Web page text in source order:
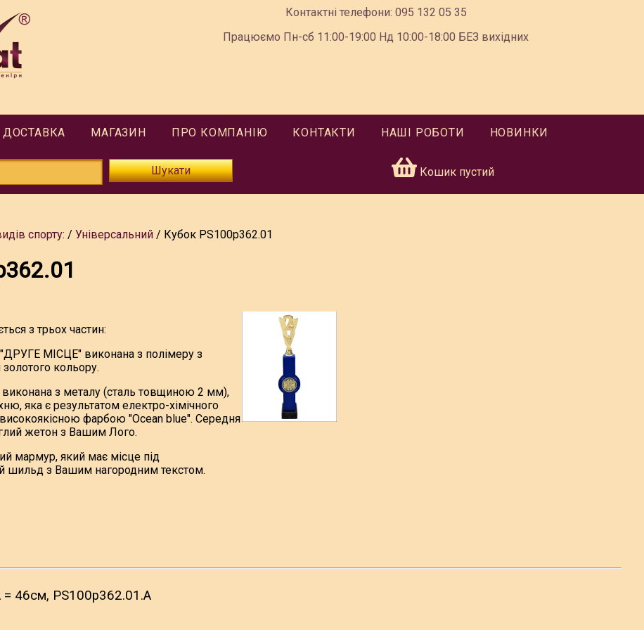
Контактні телефони: 095 132 05 35
Працюємо Пн-сб 11:00-19:00 Нд 10:00-18:00 БЕЗ вихідних
ДОСТАВКА МАГАЗИН ПРО КОМПАНІЮ КОНТАКТИ НАШІ РОБОТИ НОВИНКИ
Шукати Кошик пустий
спорту: Універсальний Кубок PS100p362.01
з трьох частин:
"ДРУГЕ МІСЦЕ" виконана з полімеру з
кольору.
виконана з металу (сталь товщиною 2 мм),
яка є результатом електро-хімічного
фарбою "Ocean blue". Середня
жетон з Вашим Лого.
мармур, який має місце під
шильд з Вашим нагородним текстом.
46см, PS100p362.01.A